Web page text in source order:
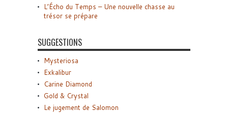
L’Écho du Temps – Une nouvelle chasse au
trésor se prépare
SUGGESTIONS
Mysteriosa
Exkalibur
Carine Diamond
Gold & Crystal
Le jugement de Salomon